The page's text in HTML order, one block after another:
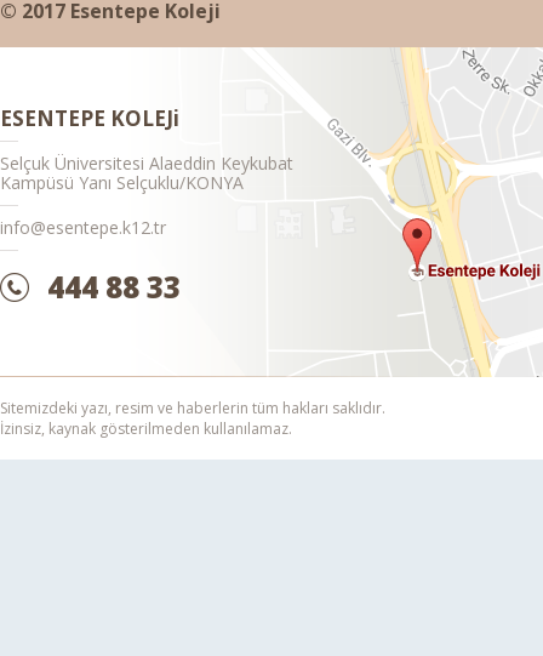
© 2017 Esentepe Koleji
ESENTEPE KOLEJi
Selçuk Üniversitesi Alaeddin Keykubat
Kampüsü Yanı Selçuklu/KONYA
info@esentepe.k12.tr
444 88 33
Sitemizdeki yazı, resim ve haberlerin tüm hakları saklıdır.
İzinsiz, kaynak gösterilmeden kullanılamaz.